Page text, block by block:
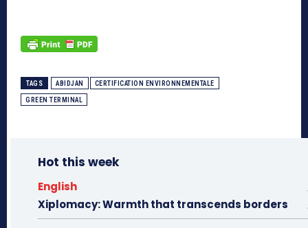
TAGS ABIDJAN CERTIFICATION ENVIRONNEMENTALE
GREEN TERMINAL
Hot this week
English
Xiplomacy: Warmth that transcends borders